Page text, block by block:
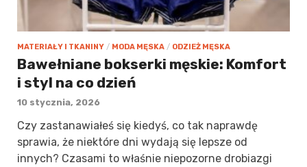
MATERIAŁY I TKANINY / MODA MĘSKA / ODZIEŻ MĘSKA
Bawełniane bokserki męskie: Komfort
i styl na co dzień
10 stycznia, 2026
Czy zastanawiałeś się kiedyś, co tak naprawdę
sprawia, że niektóre dni wydają się lepsze od
innych? Czasami to właśnie niepozorne drobiazgi